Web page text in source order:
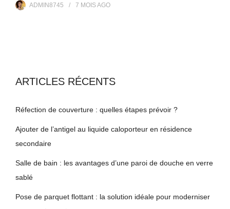
ADMIN8745 7 MOISAGO
ARTICLES RÉCENTS
Réfection de couverture : quelles étapes prévoir ?
Ajouter de l’antigel au liquide caloporteur en résidence
secondaire
Salle de bain : les avantages d’une paroi de douche en verre
sablé
Pose de parquet flottant : la solution idéale pour moderniser